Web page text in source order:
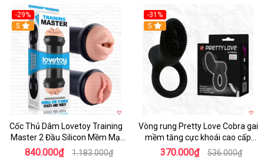
-29%
Hot
5
Cốc Thủ Dâm Lovetoy Training
Master 2 Đầu Silicon Mềm Mại
Tiện Lợi
840.000₫ 1.183.000₫
-31%
5
Vòng rung Pretty Love Cobra gai
mềm tăng cực khoái cao cấp
chính hãng
370.000₫ 536.000₫